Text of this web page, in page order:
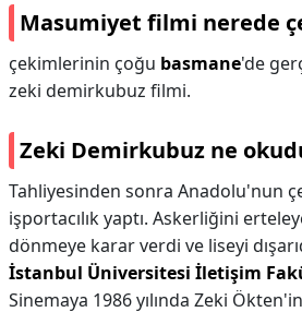
Masumiyet filmi nerede
çekimlerinin çoğu basmane'de
zeki demirkubuz filmi.
Zeki Demirkubuz ne
Tahliyesinden sonra Anadolu'nun
işportacılık yaptı. Askerliğini
dönmeye karar verdi ve liseyi
İstanbul Üniversitesi İletişim
Sinemaya 1986 yılında Zeki